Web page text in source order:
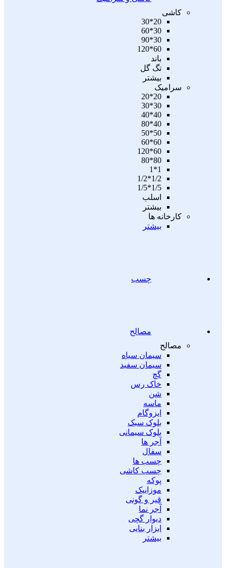
کاشی
20*30
30*60
30*90
60*120
باند
تگ گل
بیشتر
سرامیک
20*20
30*30
40*40
40*80
50*50
60*60
60*120
80*80
1*1
1/2*1/2
1/5*1/5
اسلب
بیشتر
کارخانه ها
بیشتر
چسب
مصالح
مصالح
سیمان سیاه
سیمان سفید
گچ
خاک رس
شن
ماسه
ایزوگام
بلوک سبک
بلوک سیمانی
آجر ها
سفال
چسب ها
چسب کاشی
پوکه
موزاییک
قیر و گونی
آجر نما
دیوار گچی
ابزار بنایی
بیشتر